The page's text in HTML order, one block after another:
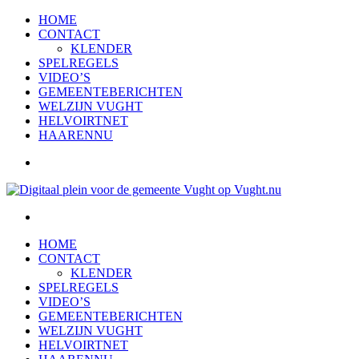
HOME
CONTACT
KLENDER
SPELREGELS
VIDEO’S
GEMEENTEBERICHTEN
WELZIJN VUGHT
HELVOIRTNET
HAARENNU
HOME
CONTACT
KLENDER
SPELREGELS
VIDEO’S
GEMEENTEBERICHTEN
WELZIJN VUGHT
HELVOIRTNET